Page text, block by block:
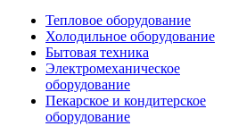
Тепловое оборудование
Холодильное оборудование
Бытовая техника
Электромеханическое
оборудование
Пекарское и кондитерское
оборудование